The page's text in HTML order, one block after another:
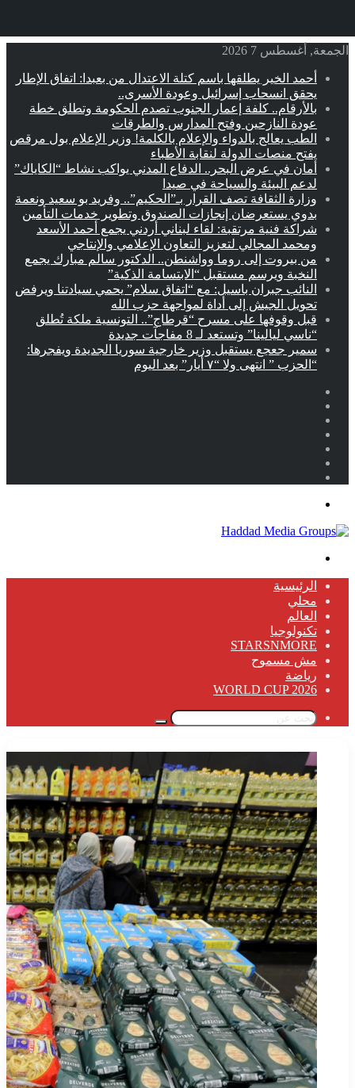
الجمعة, أغسطس 7 2026
أحمد الخير يطلقها باسم كتلة الاعتدال من بعبدا: اتفاق الإطار
يحقق انسحاب إسرائيل وعودة الأسرى..
بالأرقام.. كلفة إعمار الجنوب تصدم الحكومة وتطلق خطة
عودة النازحين وفتح المدارس والطرقات
الطب يعالج بالدواء والإعلام بالكلمة! وزير الإعلام بول مرقص
يفتح منصات الدولة لنقابة الأطباء
أمان في عرض البحر.. الدفاع المدني يواكب نشاط “الكاياك”
لدعم البيئة والسياحة في صيدا
وزارة الثقافة تصف القرار بـ”الحكيم”.. وفريد بو سعيد ونعمة
بدوي يستعرضان إنجازات الصندوق وتطوير خدمات التأمين
شراكة فنية مرتقبة: لقاء لبناني أردني يجمع أحمد الأسعد
ومحمد المجالي لتعزيز التعاون الإعلامي والإنتاجي
من بيروت إلى روما وواشنطن.. الدكتور سالم مبارك يجمع
النخبة ويرسم مستقبل “الابتسامة الذكية”
النائب جبران باسيل: مع “اتفاق سلام” يحمي سيادتنا ويرفض
تحويل الجيش إلى أداة لمواجهة حزب الله
قبل وقوفها على مسرح “قرطاج”.. التونسية ملكة تُطلق
“ناسي ليالينا” وتستعد لـ 8 مفاجآت جديدة
سمير جعجع يستقبل وزير خارجية سوريا الجديدة ويفجرها:
“الحزب ” انتهى ولا “٧ أيار” بعد اليوم
الرئيسية
محلي
العالم
تكنولوجيا
STARSNMORE
مش مسموح
رياضة
WORLD CUP 2026